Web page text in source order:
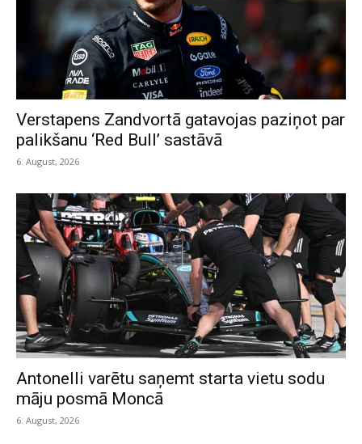
Verstapens Zandvortā gatavojas paziņot par
palikšanu ‘Red Bull’ sastāvā
6. August, 2026
Antonelli varētu saņemt starta vietu sodu
māju posmā Moncā
6. August, 2026